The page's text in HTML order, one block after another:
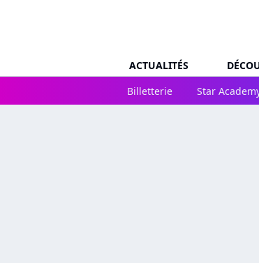
ACTUALITÉS
Billetterie
Star